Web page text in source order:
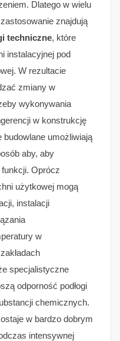
Dlatego w wielu
znajdują
techniczne, które
instalacyjnej pod
W rezultacie
zmiany w
wykonywania
w konstrukcję
budowlane umożliwiają
aby, aby
funkcji. Oprócz
użytkowej mogą
instalacji
w
specjalistyczne
odporność podłogi
chemicznych.
w bardzo dobrym
intensywnej